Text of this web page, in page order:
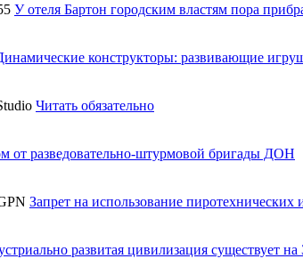
У отеля Бартон городским властям пора
конструкторы: развивающие
Читать обязательно
от разведовательно-штурмовой бригады ДОН
Запрет на использование пиротехнических
развитая цивилизация существует на